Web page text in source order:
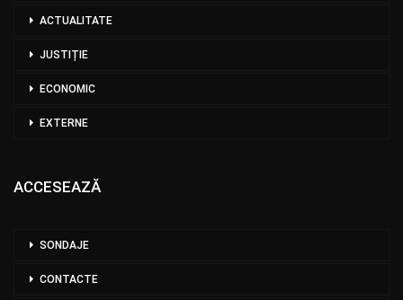
ACTUALITATE
JUSTIȚIE
ECONOMIC
EXTERNE
ACCESEAZĂ
SONDAJE
CONTACTE